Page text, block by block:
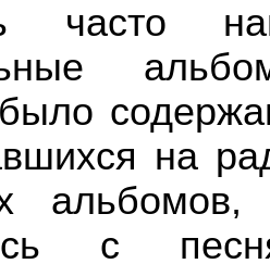
часто
на
с